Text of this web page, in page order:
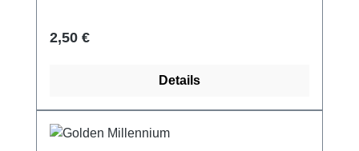
Regulärer Preis:
2,50 €
Details